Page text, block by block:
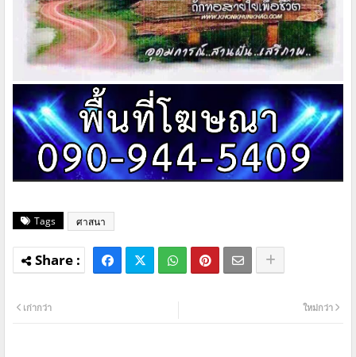
Tags ศาสนา
ใหม่กว่า
เก่ากว่า